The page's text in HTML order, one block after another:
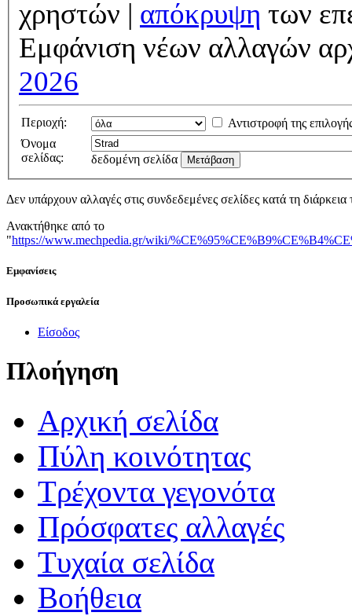
χρηστών | απόκρυψη των
Εμφάνιση νέων αλλαγών
2026
Περιοχή:
Αντιστροφή της
Όνομα
σελίδας:
δεδομένη σελίδα
Δεν υπάρχουν αλλαγές στις συνδεδεμένες σελίδες κατά τη
Ανακτήθηκε από το
"https://www.mechpedia.gr/wiki/
Εμφανίσεις
Προσωπικά εργαλεία
Είσοδος
Πλοήγηση
Αρχική σελίδα
Πύλη κοινότητας
Τρέχοντα γεγονότα
Πρόσφατες αλλαγές
Τυχαία σελίδα
Βοήθεια